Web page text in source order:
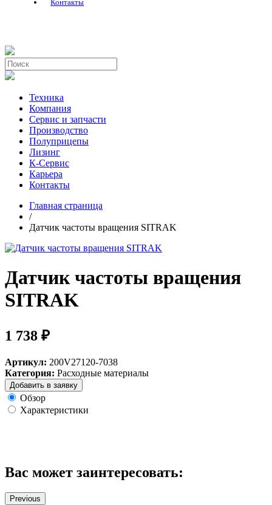
Контакты
Техника
Компания
Сервис и запчасти
Производство
Полуприцепы
Лизинг
К-Сервис
Карьера
Контакты
Главная страница
/
Датчик частоты вращения SITRAK
Датчик частоты вращения
SITRAK
1 738 ₽
Артикул: 200V27120-7038
Категория: Расходные материалы
Добавить в заявку
Обзор
Характеристики
Вас может заинтересовать:
Previous